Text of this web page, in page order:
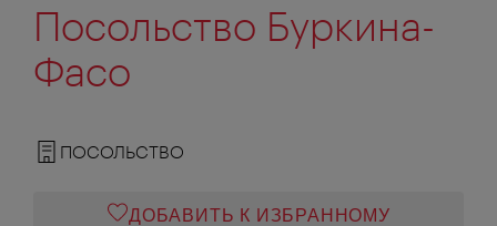
Посольство Буркина-
Фасо
ПОСОЛЬСТВО
ДОБАВИТЬ К ИЗБРАННОМУ